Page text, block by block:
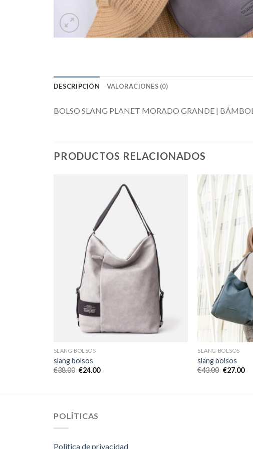
DESCRIPCIÓN VALORACIONES (0)
BOLSO SLANG PLANET MORADO GRANDE |
PRODUCTOS RELACIONADOS
SLANG BOLSOS
slang bolsos
€38.00 €24.00
SLANG BOLSOS
slang bolsos
€43.00 €27.00
POLÍTICAS
Politica de privacidad